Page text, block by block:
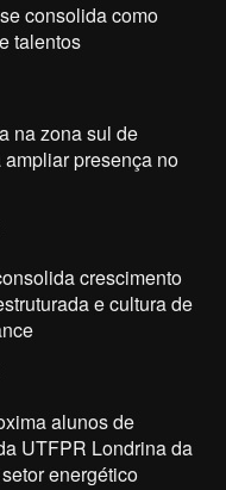
consolida como
talentos
na zona sul de
presença no
crescimento
e cultura de
alunos de
UTFPR Londrina da
energético